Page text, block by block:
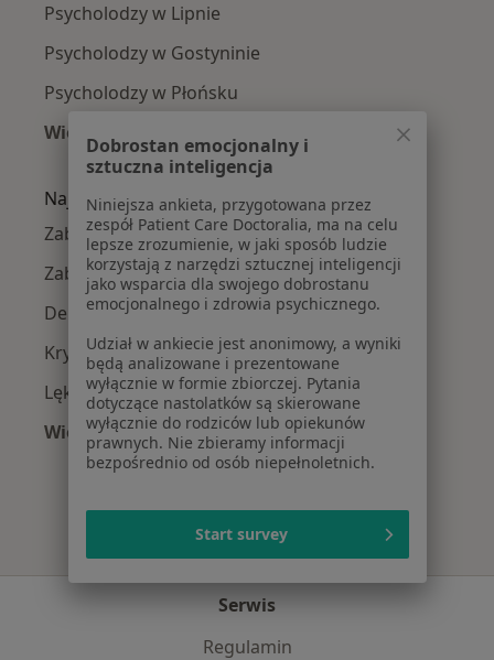
Psycholodzy w Lipnie
Psycholodzy w Gostyninie
Psycholodzy w Płońsku
Więcej (7)
Więcej w kategorii: W pobliżu Płocka
Najczęście leczone choroby
Zaburzenia emocjonalne w Płocku
Zaburzenia lękowe w Płocku
Depresja w Płocku
Kryzys emocjonalny w Płocku
Lęki w Płocku
Więcej (15)
Więcej w kategorii: Najczęście leczone
Serwis
Regulamin
Dobrostan emocjonalny i
sztuczna inteligencja
Niniejsza ankieta, przygotowana przez
zespół Patient Care Doctoralia, ma na celu
lepsze zrozumienie, w jaki sposób ludzie
korzystają z narzędzi sztucznej inteligencji
jako wsparcia dla swojego dobrostanu
emocjonalnego i zdrowia psychicznego.
Udział w ankiecie jest anonimowy, a wyniki
będą analizowane i prezentowane
wyłącznie w formie zbiorczej. Pytania
dotyczące nastolatków są skierowane
wyłącznie do rodziców lub opiekunów
prawnych. Nie zbieramy informacji
bezpośrednio od osób niepełnoletnich.
Start survey